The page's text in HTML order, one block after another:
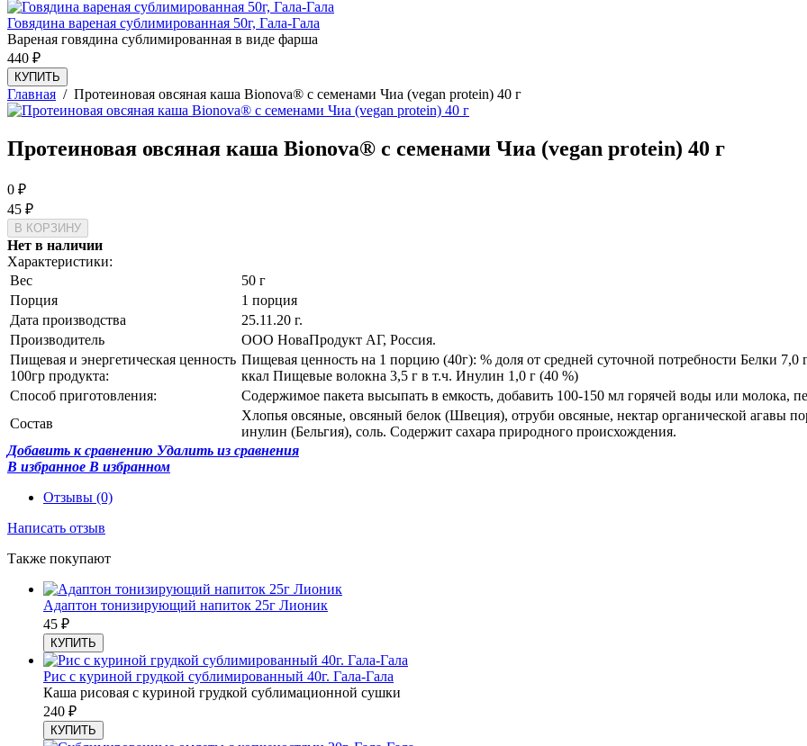
Говядина вареная сублимированная 50г, Гала-Гала
Вареная говядина сублимированная в виде фарша
440 ₽
КУПИТЬ
Главная / Протеиновая овсяная каша Bionova® с семенами Чиа (vegan protein) 40 г
Протеиновая овсяная каша Bionova® с семенами Чиа (vegan protein) 40 г
0 ₽
45 ₽
Нет в наличии
Характеристики:
Вес
50 г
Порция
1 порция
Дата производства
25.11.20 г.
Производитель
ООО НоваПродукт АГ, Россия.
Пищевая и энергетическая ценность
100гр продукта:
Пищевая ценность на 1 порцию (40г): % доля от средней суточной потребности Белки
ккал Пищевые волокна 3,5 г в т.ч. Инулин 1,0 г (40 %)
Способ приготовления:
Содержимое пакета высыпать в емкость, добавить 100-150 мл горячей воды или молока,
Состав
Хлопья овсяные, овсяный белок (Швеция), отруби овсяные, нектар органической агавы
инулин (Бельгия), соль. Содержит сахара природного происхождения.
Добавить к сравнению Удалить из сравнения
В избранное В избранном
Отзывы (0)
Написать отзыв
Также покупают
Адаптон тонизирующий напиток 25г Лионик
45 ₽
КУПИТЬ
Рис с куриной грудкой сублимированный 40г. Гала-Гала
Каша рисовая с куриной грудкой сублимационной сушки
240 ₽
КУПИТЬ